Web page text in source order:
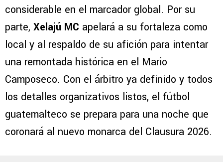
considerable en el marcador global. Por su
parte, Xelajú MC apelará a su fortaleza como
local y al respaldo de su afición para intentar
una remontada histórica en el Mario
Camposeco. Con el árbitro ya definido y todos
los detalles organizativos listos, el fútbol
guatemalteco se prepara para una noche que
coronará al nuevo monarca del Clausura 2026.